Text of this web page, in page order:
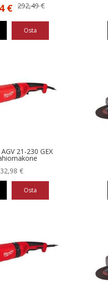
292,49€
Alkuperäinen
292,49 €.
€
Nykyinen
263,24 €.
Osta
21-230 GEX
€
Osta